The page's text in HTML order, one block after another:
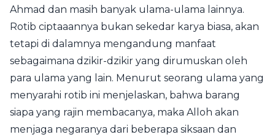
Ahmad dan masih banyak ulama-ulama lainnya.
Rotib ciptaaannya bukan sekedar karya biasa, akan
tetapi di dalamnya mengandung manfaat
sebagaimana dzikir-dzikir yang dirumuskan oleh
para ulama yang lain. Menurut seorang ulama yang
menyarahi rotib ini menjelaskan, bahwa barang
siapa yang rajin membacanya, maka Alloh akan
menjaga negaranya dari beberapa siksaan dan